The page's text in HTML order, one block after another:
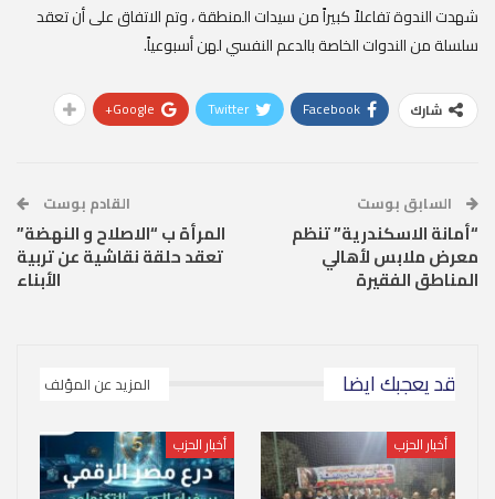
شهدت الندوة تفاعلاً كبيراً من سيدات المنطقة ، وتم الاتفاق على أن تعقد
سلسلة من الندوات الخاصة بالدعم النفسي لهن أسبوعياً.
شارك Facebook
Twitter
Google+
السابق بوست
“أمانة الاسكندرية” تنظم
معرض ملابس لأهالي
المناطق الفقيرة
القادم بوست
المرأة ب “الاصلاح و النهضة”
تعقد حلقة نقاشية عن تربية
الأبناء
قد يعجبك ايضا المزيد عن المؤلف
أخبار الحزب أخبار الحزب